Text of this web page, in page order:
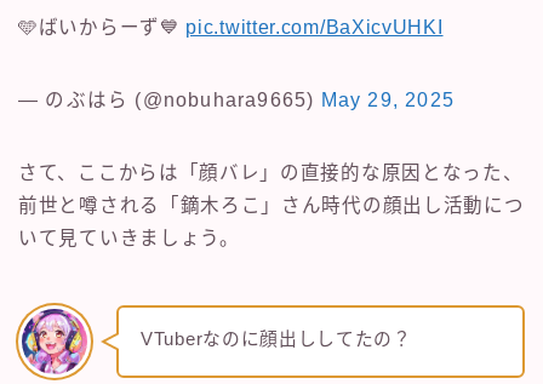
🩵ばいからーず💙 pic.twitter.com/BaXicvUHKI
— のぶはら (@nobuhara9665) May 29, 2025
さて、ここからは「顔バレ」の直接的な原因となった、
前世と噂される「鏑木ろこ」さん時代の顔出し活動につ
いて見ていきましょう。
VTuberなのに顔出ししてたの？